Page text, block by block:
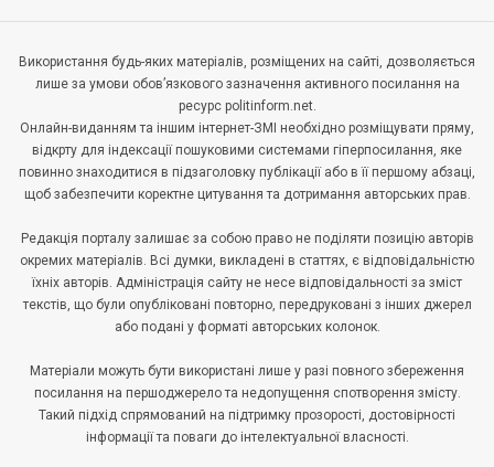
Використання будь-яких матеріалів, розміщених на сайті, дозволяється
лише за умови обов’язкового зазначення активного посилання на
ресурс politinform.net.
Онлайн-виданням та іншим інтернет-ЗМІ необхідно розміщувати пряму,
відкрту для індексації пошуковими системами гіперпосилання, яке
повинно знаходитися в підзаголовку публікації або в її першому абзаці,
щоб забезпечити коректне цитування та дотримання авторських прав.
Редакція порталу залишає за собою право не поділяти позицію авторів
окремих матеріалів. Всі думки, викладені в статтях, є відповідальністю
їхніх авторів. Адміністрація сайту не несе відповідальності за зміст
текстів, що були опубліковані повторно, передруковані з інших джерел
або подані у форматі авторських колонок.
Матеріали можуть бути використані лише у разі повного збереження
посилання на першоджерело та недопущення спотворення змісту.
Такий підхід спрямований на підтримку прозорості, достовірності
інформації та поваги до інтелектуальної власності.